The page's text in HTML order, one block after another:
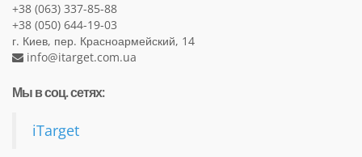
+38 (063) 337-85-88
+38 (050) 644-19-03
г. Киев, пер. Красноармейский, 14
info@itarget.com.ua
Мы в соц. сетях:
iTarget